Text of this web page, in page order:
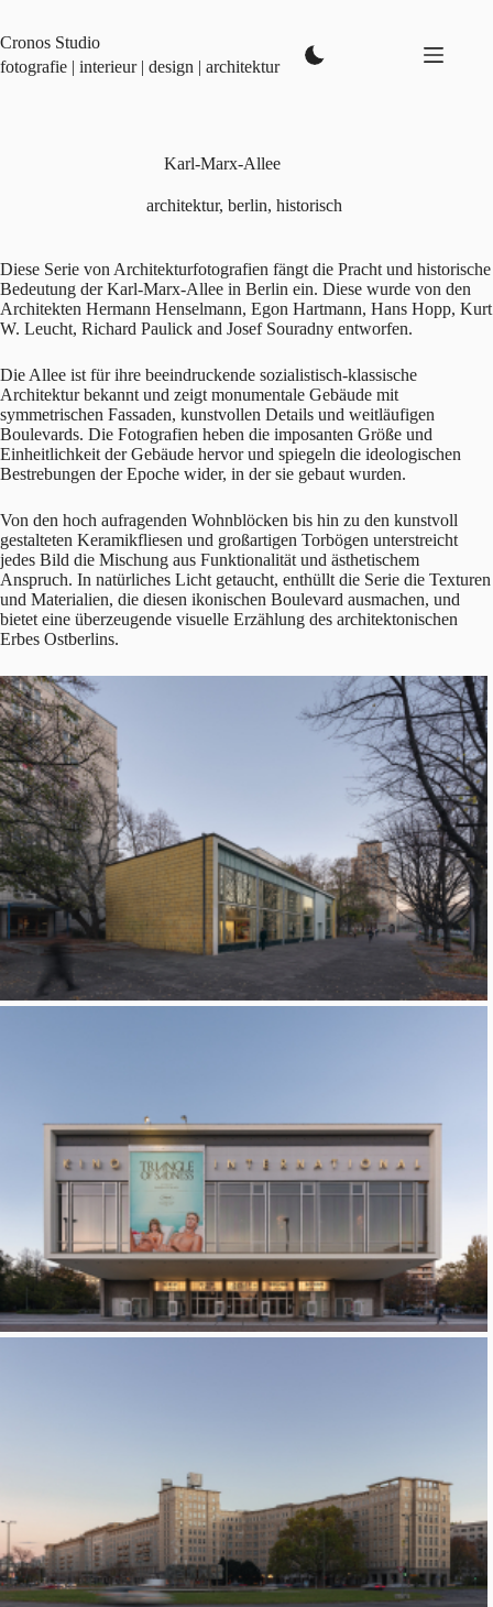
springen
Cronos Studio
fotografie | interieur | design | architektur
Karl-Marx-Allee
architektur, berlin, historisch
Diese Serie von Architekturfotografien fängt die Pracht und historische
Bedeutung der Karl-Marx-Allee in Berlin ein. Diese wurde von den
Architekten Hermann Henselmann, Egon Hartmann, Hans Hopp, Kurt
W. Leucht, Richard Paulick and Josef Souradny entworfen.
Die Allee ist für ihre beeindruckende sozialistisch-klassische
Architektur bekannt und zeigt monumentale Gebäude mit
symmetrischen Fassaden, kunstvollen Details und weitläufigen
Boulevards. Die Fotografien heben die imposanten Größe und
Einheitlichkeit der Gebäude hervor und spiegeln die ideologischen
Bestrebungen der Epoche wider, in der sie gebaut wurden.
Von den hoch aufragenden Wohnblöcken bis hin zu den kunstvoll
gestalteten Keramikfliesen und großartigen Torbögen unterstreicht
jedes Bild die Mischung aus Funktionalität und ästhetischem
Anspruch. In natürliches Licht getaucht, enthüllt die Serie die Texturen
und Materialien, die diesen ikonischen Boulevard ausmachen, und
bietet eine überzeugende visuelle Erzählung des architektonischen
Erbes Ostberlins.